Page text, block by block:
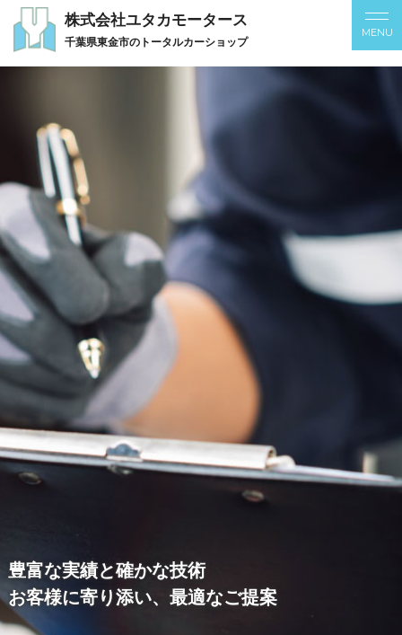
株式会社ユタカモータース
千葉県東金市のトータルカーショップ
豊富な実績と確かな技術
お客様に寄り添い、最適なご提案